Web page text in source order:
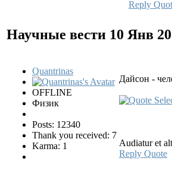
Reply
Научные вести 10 Янв
Quantrinas
OFFLINE
Физик
Posts: 12340
Thank you received: 7
Karma: 1
Дайсон -
Audiatur et
Reply Quote